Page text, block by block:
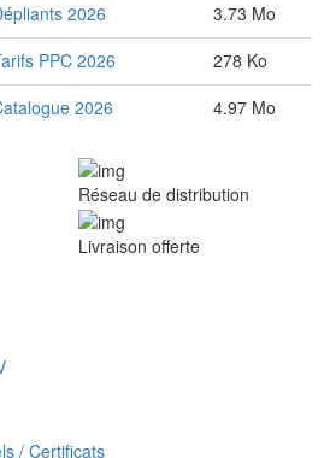
2026
3.73 Mo
PPC 2026
278 Ko
2026
4.97 Mo
Réseau de distribution
Livraison offerte
/ Certificats